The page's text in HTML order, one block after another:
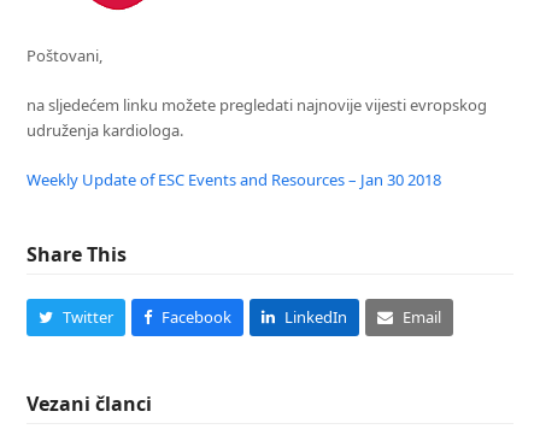
Poštovani,
na sljedećem linku možete pregledati najnovije vijesti evropskog
udruženja kardiologa.
Weekly Update of ESC Events and Resources – Jan 30 2018
Share This
Twitter Facebook LinkedIn Email
Vezani članci